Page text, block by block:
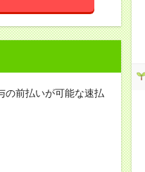
前払いが可能な速払